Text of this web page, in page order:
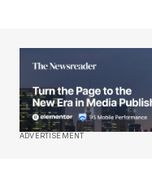
ADVERTISEMENT